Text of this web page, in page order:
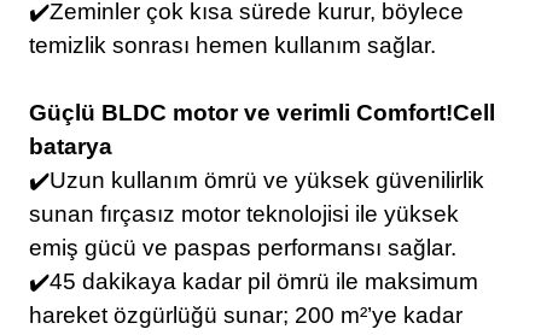
✔️Zeminler çok kısa sürede kurur, böylece
temizlik sonrası hemen kullanım sağlar.
Güçlü BLDC motor ve verimli Comfort!Cell
batarya
✔️Uzun kullanım ömrü ve yüksek güvenilirlik
sunan fırçasız motor teknolojisi ile yüksek
emiş gücü ve paspas performansı sağlar.
✔️45 dakikaya kadar pil ömrü ile maksimum
hareket özgürlüğü sunar; 200 m²’ye kadar